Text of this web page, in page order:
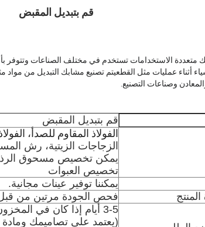
قم بتبديل المقبض
متعددة الاستخدامات تستخدم في مختلف الصناعات وتتوفر
أثناء عمليات مثل القطعيتم تصنيع مشابك التبديل من مواد
وصناعات التصنيع.
قم بتبديل المقبض
الفولاذ المقاوم للصدأ،
الزجاجات الزيتية، رش
يمكن تخصيص مسحوق
تخصيص العبوات
يمكننا توفير عينات مجانية.
فحص الجودة مرتين من